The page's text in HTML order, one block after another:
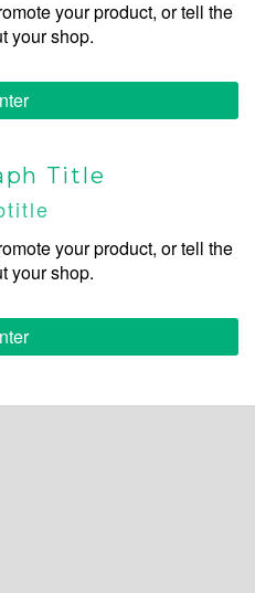
your product, or tell the
your shop.
Title
your product, or tell the
your shop.